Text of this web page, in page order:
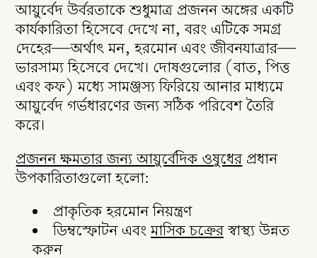
আয়ুর্বেদ উর্বরতাকে শুধুমাত্র প্রজনন অঙ্গের একটি
কার্যকারিতা হিসেবে দেখে না, বরং এটিকে সমগ্র
দেহের—অর্থাৎ মন, হরমোন এবং জীবনযাত্রার—
ভারসাম্য হিসেবে দেখে। দোষগুলোর (বাত, পিত্ত
এবং কফ) মধ্যে সামঞ্জস্য ফিরিয়ে আনার মাধ্যমে
আয়ুর্বেদ গর্ভধারণের জন্য সঠিক পরিবেশ তৈরি
করে।
প্রজনন ক্ষমতার জন্য আয়ুর্বেদিক ওষুধেরপ্রধান
উপকারিতাগুলোহলো:
প্রাকৃতিক হরমোন নিয়ন্ত্রণ
ডিম্বস্ফোটন এবংমাসিক চক্রেরস্বাস্থ্য উন্নত
করুন